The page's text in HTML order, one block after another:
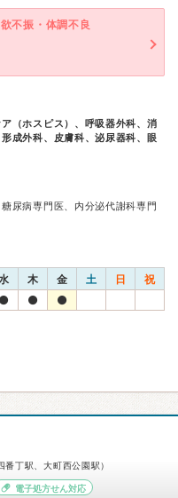
不振・体調不良
（ホスピス）、呼吸器外科、消
成外科、皮膚科、泌尿器科、眼
尿病専門医、内分泌代謝科専門
木 金 土 日 祝
丁駅、大町西公園駅）
電子処方せん対応